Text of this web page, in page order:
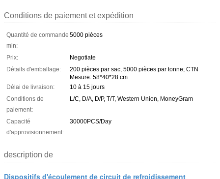
Conditions de paiement et expédition
Quantité de commande
min:
5000 pièces
Prix:
Negotiate
Détails d'emballage:
200 pièces par sac, 5000 pièces par tonne; CTN
Mesure: 58*40*28 cm
Délai de livraison:
10 à 15 jours
Conditions de
paiement:
L/C, D/A, D/P, T/T, Western Union, MoneyGram
Capacité
d'approvisionnement:
30000PCS/Day
description de
Dispositifs d'écoulement de circuit de refroidissement